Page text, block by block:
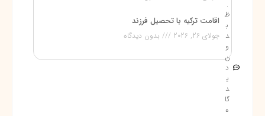
.
ظ
ب
د
و
ن
د
ی
د
گا
ه
اقامت ترکیه با تحصیل فرزند
جولای 26, 2026 بدون دیدگاه